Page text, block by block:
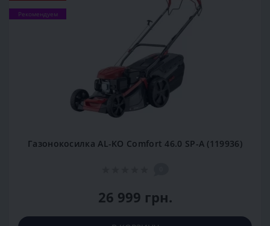
Рекомендуем
Газонокосилка AL-KO Comfort 46.0 SP-A (119936)
26 999 грн.